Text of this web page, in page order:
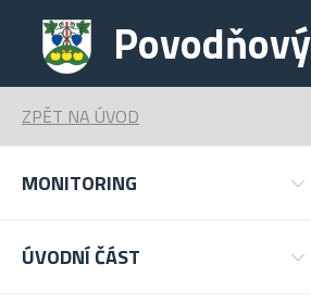
ZPĚT NA ÚVOD
MONITORING
ÚVODNÍ ČÁST